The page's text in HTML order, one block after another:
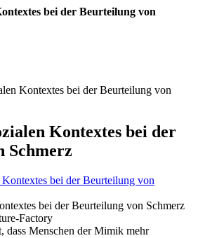
bei der Beurteilung von
Kontextes bei der Beurteilung von
Kontextes bei der
Schmerz
bei der Beurteilung von Schmerz
Factory
dass Menschen der Mimik mehr